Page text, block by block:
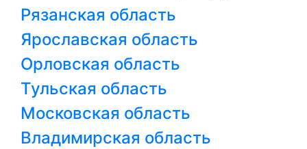
Рязанская область
Ярославская область
Орловская область
Тульская область
Московская область
Владимирская область